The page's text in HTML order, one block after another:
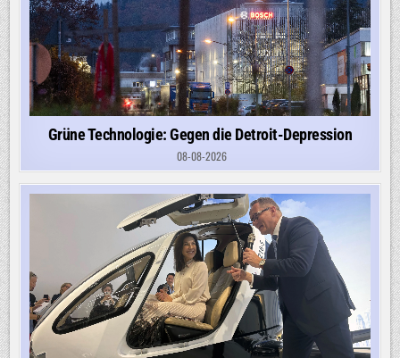
Grüne Technologie: Gegen die Detroit-Depression
08-08-2026